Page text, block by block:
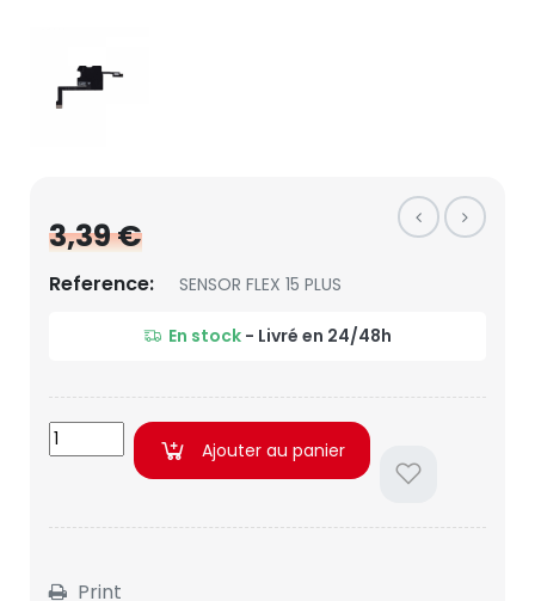
3,39 €
Reference: SENSOR FLEX 15 PLUS
En stock - Livré en 24/48h
Ajouter au panier
Print